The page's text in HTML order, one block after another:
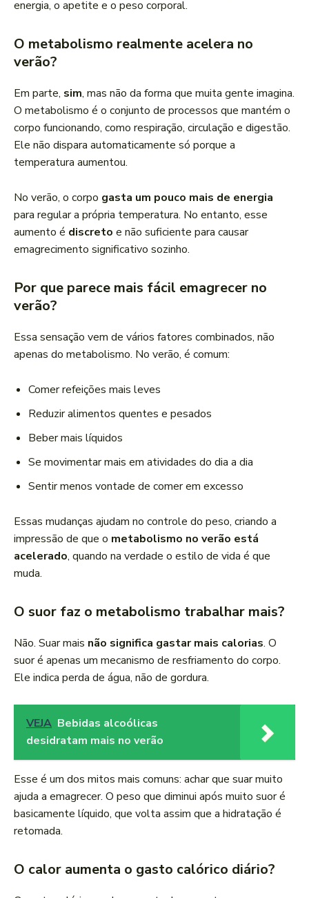
energia, o apetite e o peso corporal.
O metabolismo realmente acelera no
verão?
Em parte, sim, mas não da forma que muita gente imagina.
O metabolismo é o conjunto de processos que mantém o
corpo funcionando, como respiração, circulação e digestão.
Ele não dispara automaticamente só porque a
temperatura aumentou.
No verão, o corpo gasta um pouco mais de energia
para regular a própria temperatura. No entanto, esse
aumento é discreto e não suficiente para causar
emagrecimento significativo sozinho.
Por que parece mais fácil emagrecer no
verão?
Essa sensação vem de vários fatores combinados, não
apenas do metabolismo. No verão, é comum:
Comer refeições mais leves
Reduzir alimentos quentes e pesados
Beber mais líquidos
Se movimentar mais em atividades do dia a dia
Sentir menos vontade de comer em excesso
Essas mudanças ajudam no controle do peso, criando a
impressão de que o metabolismo no verão está
acelerado, quando na verdade o estilo de vida é que
muda.
O suor faz o metabolismo trabalhar mais?
Não. Suar mais não significa gastar mais calorias. O
suor é apenas um mecanismo de resfriamento do corpo.
Ele indica perda de água, não de gordura.
VEJA Bebidas alcoólicas
desidratam mais no verão
Esse é um dos mitos mais comuns: achar que suar muito
ajuda a emagrecer. O peso que diminui após muito suor é
basicamente líquido, que volta assim que a hidratação é
retomada.
O calor aumenta o gasto calórico diário?